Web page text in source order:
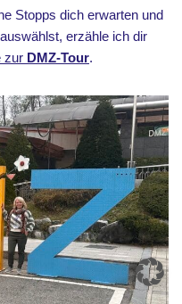
Stopps dich erwarten und
erzähle ich dir
zur DMZ-Tour.